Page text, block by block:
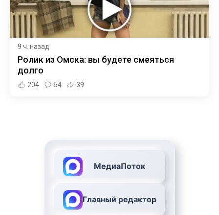
9 ч. назад
Ролик из Омска: вы будете смеяться
долго
204 54 39
МедиаПоток
Главный редактор